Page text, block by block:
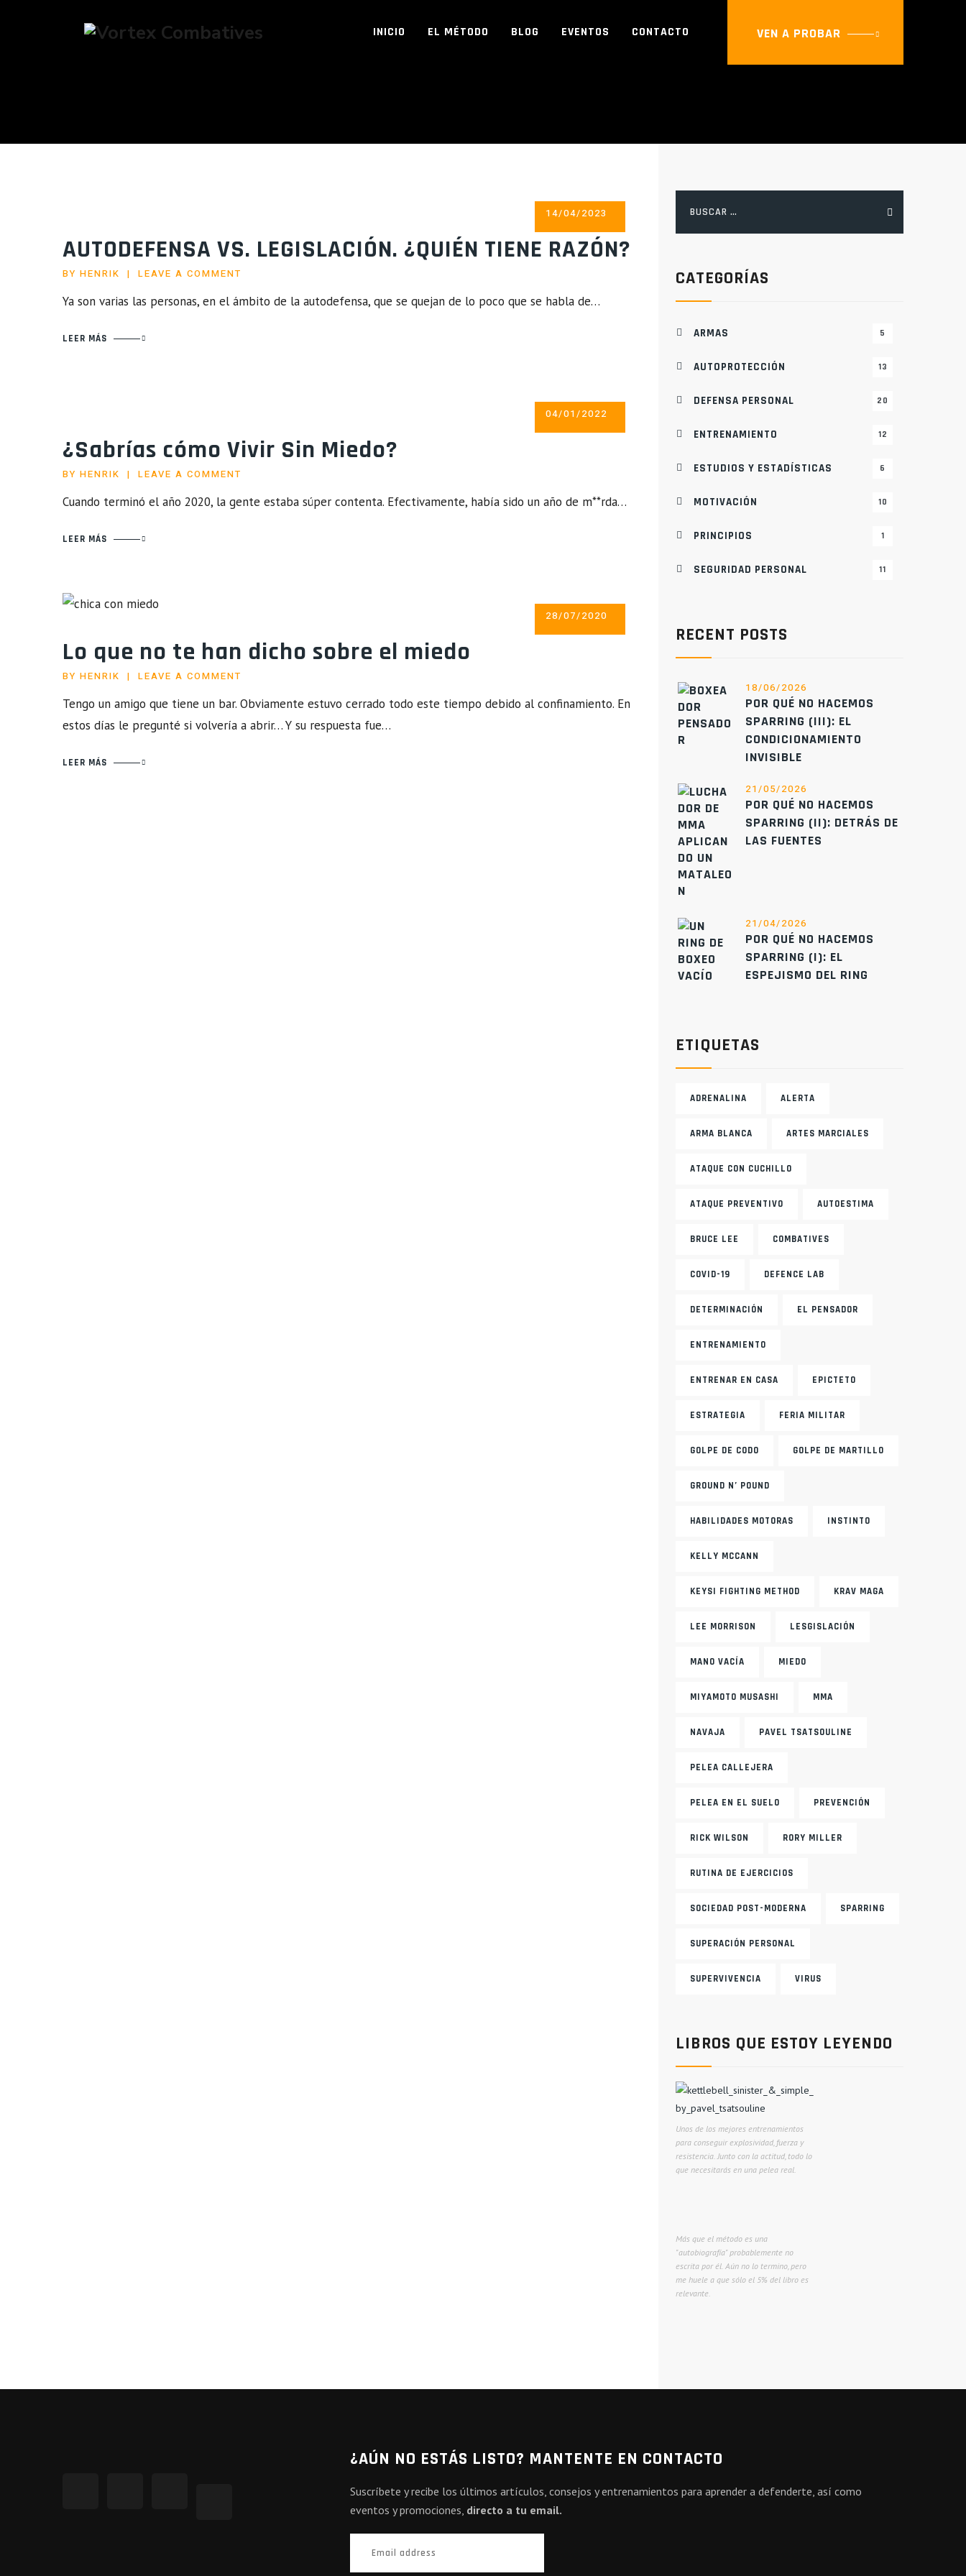
INICIO EL MÉTODO BLOG EVENTOS CONTACTO VEN A PROBAR
AUTODEFENSA VS. LEGISLACIÓN. ¿QUIÉN TIENE RAZÓN?
POSTED
ON
14/04/2023
BY HENRIK LEAVE A COMMENT
Ya son varias las personas, en el ámbito de la autodefensa, que se quejan de lo poco que se habla de…
LEER MÁS
¿Sabrías cómo Vivir Sin Miedo?
POSTED
ON
04/01/2022
BY HENRIK LEAVE A COMMENT
Cuando terminó el año 2020, la gente estaba súper contenta. Efectivamente, había sido un año de m**rda…
LEER MÁS
Lo que no te han dicho sobre el miedo
POSTED
28/07/2020
BY HENRIK LEAVE A COMMENT
Tengo un amigo que tiene un bar. Obviamente estuvo cerrado todo este tiempo debido al confinamiento. En
estos días le pregunté si volvería a abrir… Y su respuesta fue…
LEER MÁS
CATEGORÍAS
ARMAS 5
AUTOPROTECCIÓN 13
DEFENSA PERSONAL 20
ENTRENAMIENTO 12
ESTUDIOS Y ESTADÍSTICAS 6
MOTIVACIÓN 10
PRINCIPIOS 1
SEGURIDAD PERSONAL 11
RECENT POSTS
18/06/2026
POR QUÉ NO HACEMOS
SPARRING (III): EL
CONDICIONAMIENTO
INVISIBLE
21/05/2026
POR QUÉ NO HACEMOS
SPARRING (II): DETRÁS DE
LAS FUENTES
21/04/2026
POR QUÉ NO HACEMOS
SPARRING (I): EL
ESPEJISMO DEL RING
ETIQUETAS
ADRENALINA ALERTA
ARMA BLANCA ARTES MARCIALES
ATAQUE CON CUCHILLO
ATAQUE PREVENTIVO AUTOESTIMA
BRUCE LEE COMBATIVES
COVID-19 DEFENCE LAB
DETERMINACIÓN EL PENSADOR
ENTRENAMIENTO
ENTRENAR EN CASA EPICTETO
ESTRATEGIA FERIA MILITAR
GOLPE DE CODO GOLPE DE MARTILLO
GROUND N’ POUND
HABILIDADES MOTORAS INSTINTO
KELLY MCCANN
KEYSI FIGHTING METHOD KRAV MAGA
LEE MORRISON LESGISLACIÓN
MANO VACÍA MIEDO
MIYAMOTO MUSASHI MMA
NAVAJA PAVEL TSATSOULINE
PELEA CALLEJERA
PELEA EN EL SUELO PREVENCIÓN
RICK WILSON RORY MILLER
RUTINA DE EJERCICIOS
SOCIEDAD POST-MODERNA SPARRING
SUPERACIÓN PERSONAL
SUPERVIVENCIA VIRUS
LIBROS QUE ESTOY LEYENDO
Unos de los mejores entrenamientos
para conseguir explosividad, fuerza y
resistencia. Junto con la actitud, todo lo
que necesitarás en una pelea real.
Más que el método es una
"autobiografía" probablemente no
escrita por él. Aún no lo termino, pero
me huele a que sólo el 5% del libro es
relevante.
¿AÚN NO ESTÁS LISTO? MANTENTE EN CONTACTO
Suscríbete y recibe los últimos artículos, consejos y entrenamientos para aprender a defenderte, así como
eventos y promociones, directo a tu email.